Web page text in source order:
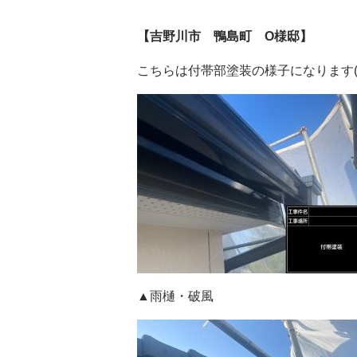
【吉野川市 鴨島町 O様邸】
こちらは付帯部塗装の様子になりま
▲雨樋・破風